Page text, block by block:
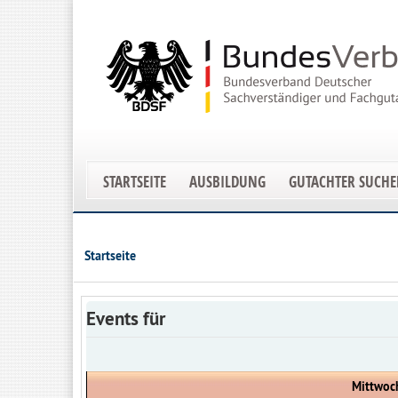
STARTSEITE AUSBILDUNG GUTACHTER
Startseite
Events für